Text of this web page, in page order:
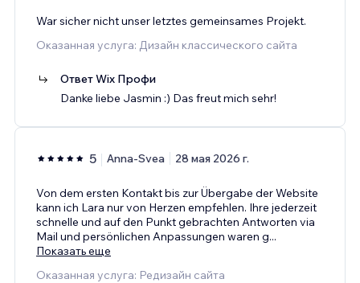
War sicher nicht unser letztes gemeinsames Projekt.
Оказанная услуга: Дизайн классического сайта
Ответ Wix Профи
Danke liebe Jasmin :) Das freut mich sehr!
5 Anna-Svea 28 мая 2026 г.
Von dem ersten Kontakt bis zur Übergabe der Website
kann ich Lara nur von Herzen empfehlen. Ihre jederzeit
schnelle und auf den Punkt gebrachten Antworten via
Mail und persönlichen Anpassungen waren g...
Показать еще
Оказанная услуга: Редизайн сайта